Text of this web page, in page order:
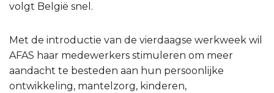
volgt België snel.
Met de introductie van de vierdaagse werkweek wil
AFAS haar medewerkers stimuleren om meer
aandacht te besteden aan hun persoonlijke
ontwikkeling, mantelzorg, kinderen,